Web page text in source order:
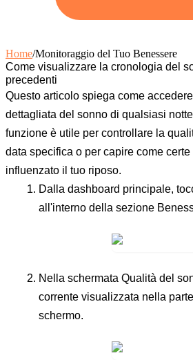
Home/Monitoraggio del Tuo Benessere
Come visualizzare la cronologia del
precedenti
Questo articolo spiega come
dettagliata del sonno di qualsiasi
funzione è utile per controllare la
data specifica o per capire come
influenzato il tuo riposo.
Dalla dashboard principale,
all'interno della sezione
Nella schermata Qualità del
corrente visualizzata nella
schermo.